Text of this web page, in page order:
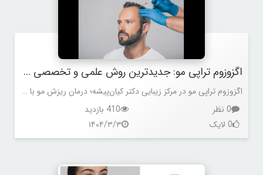
اگزوزوم تراپی مو: جدیدترین روش علمی و تخصصی درمان ریزش مو در مرکز زیبایی دکتر کیان‌پیشه
اگزوزوم تراپی مو در مرکز زیبایی دکتر کیان‌پیشه؛ درمان ریزش مو با جدیدترین تکنولوژی، نتایج ماندگار و مشاوره تخصصی رایگان.
0 نظر
410 بازدید
0 لایک
۱۴۰۴/۳/۳